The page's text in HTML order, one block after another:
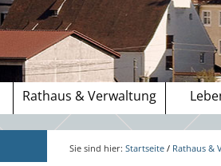
Rathaus & Verwaltung
Sie sind hier:Startseite / Rathaus &